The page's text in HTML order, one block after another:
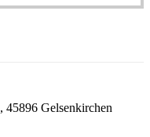
45896 Gelsenkirchen